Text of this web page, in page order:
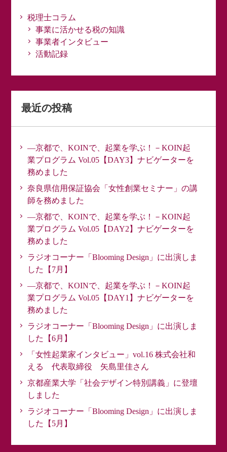
税理士コラム
事業に活かせる税の知識
事業者インタビュー
活動記録
最近の投稿
―京都で、KOINで、起業を学ぶ！－KOIN起
業プログラム Vol.05【DAY3】ナビゲーターを
務めました
奈良県信用保証協会「女性創業セミナー」の講
師を務めました
―京都で、KOINで、起業を学ぶ！－KOIN起
業プログラム Vol.05【DAY2】ナビゲーターを
務めました
ラジオコーナー「Blooming Design」に出演しま
した【7月】
―京都で、KOINで、起業を学ぶ！－KOIN起
業プログラム Vol.05【DAY1】ナビゲーターを
務めました
ラジオコーナー「Blooming Design」に出演しま
した【6月】
「女性起業家インタビュー」vol.16 株式会社和
える 代表取締役 矢島里佳さん
京都産業大学「社会デザイン特別講義」に登壇
しました
ラジオコーナー「Blooming Design」に出演しま
した【5月】